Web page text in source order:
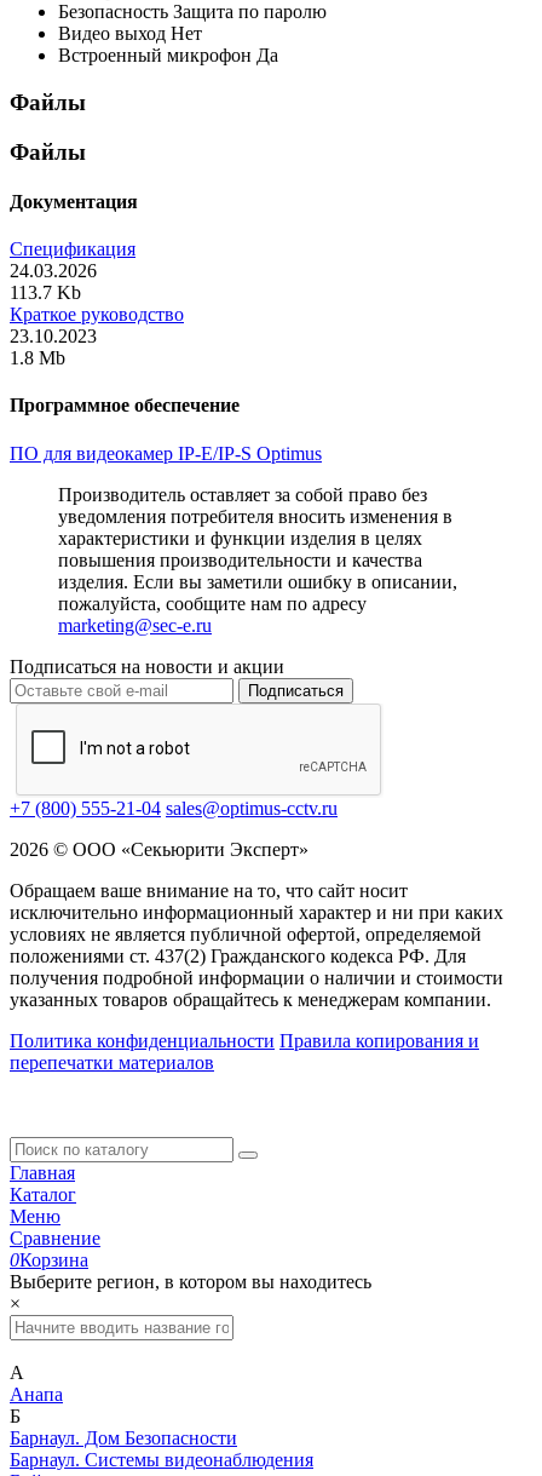
Безопасность Защита по паролю
Видео выход Нет
Встроенный микрофон Да
Файлы
Файлы
Документация
Спецификация
24.03.2026
113.7 Kb
Краткое руководство
23.10.2023
1.8 Mb
Программное обеспечение
ПО для видеокамер IP-E/IP-S Optimus
Производитель оставляет за собой право без
уведомления потребителя вносить изменения в
характеристики и функции изделия в целях
повышения производительности и качества
изделия. Если вы заметили ошибку в описании,
пожалуйста, сообщите нам по адресу
marketing@sec-e.ru
Подписаться на новости и акции
Подписаться
+7 (800) 555-21-04 sales@optimus-cctv.ru
2026 © ООО «Секьюрити Эксперт»
Обращаем ваше внимание на то, что сайт носит
исключительно информационный характер и ни при каких
условиях не является публичной офертой, определяемой
положениями ст. 437(2) Гражданского кодекса РФ. Для
получения подробной информации о наличии и стоимости
указанных товаров обращайтесь к менеджерам компании.
Политика конфиденциальности Правила копирования и
перепечатки материалов
Главная
Каталог
Меню
Сравнение
0Корзина
Выберите регион, в котором вы находитесь
×
А
Анапа
Б
Барнаул. Дом Безопасности
Барнаул. Системы видеонаблюдения